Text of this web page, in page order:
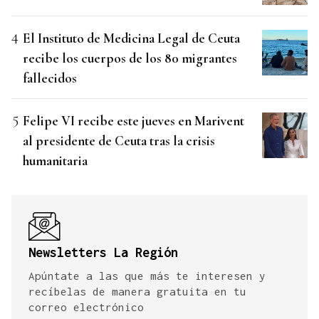
El Instituto de Medicina Legal de Ceuta
recibe los cuerpos de los 80 migrantes
fallecidos
Felipe VI recibe este jueves en Marivent
al presidente de Ceuta tras la crisis
humanitaria
Newsletters La Región
Apúntate a las que más te interesen y
recíbelas de manera gratuita en tu
correo electrónico